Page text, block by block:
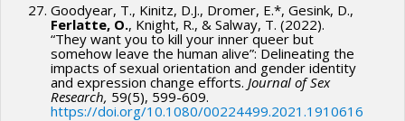
Goodyear, T., Kinitz, D.J., Dromer, E.*, Gesink, D.,
Ferlatte, O., Knight, R., & Salway, T. (2022).
“They want you to kill your inner queer but
somehow leave the human alive”: Delineating the
impacts of sexual orientation and gender identity
and expression change efforts. Journal of Sex
Research, 59(5), 599-609.
https://doi.org/10.1080/00224499.2021.1910616